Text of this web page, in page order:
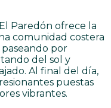
Paredón ofrece la
comunidad costera
por
del sol y
Al final del día,
puestas
vibrantes.